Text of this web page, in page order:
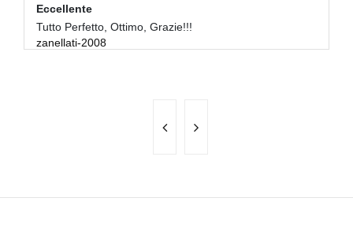
Eccellente
Tutto Perfetto, Ottimo, Grazie!!!
zanellati-2008